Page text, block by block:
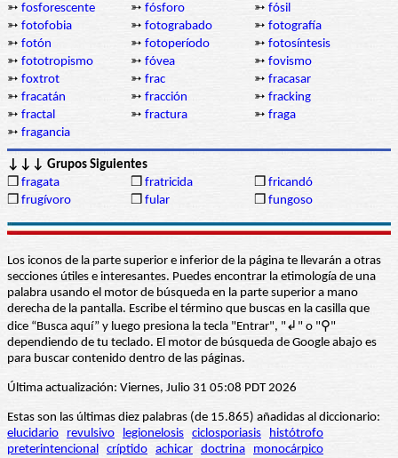
➳ fosforescente ➳ fósforo ➳ fósil
➳ fotofobia ➳ fotograbado ➳ fotografía
➳ fotón ➳ fotoperíodo ➳ fotosíntesis
➳ fototropismo ➳ fóvea ➳ fovismo
➳ foxtrot ➳ frac ➳ fracasar
➳ fracatán ➳ fracción ➳ fracking
➳ fractal ➳ fractura ➳ fraga
➳ fragancia
↓↓↓ Grupos Siguientes
❒ fragata ❒ fratricida ❒ fricandó
❒ frugívoro ❒ fular ❒ fungoso
Los iconos de la parte superior e inferior de la página te llevarán a otras
secciones útiles e interesantes. Puedes encontrar la etimología de una
palabra usando el motor de búsqueda en la parte superior a mano
derecha de la pantalla. Escribe el término que buscas en la casilla que
dice “Busca aquí” y luego presiona la tecla "Entrar", "↲" o "⚲"
dependiendo de tu teclado. El motor de búsqueda de Google abajo es
para buscar contenido dentro de las páginas.
Última actualización: Viernes, Julio 31 05:08 PDT 2026
Estas son las últimas diez palabras (de 15.865) añadidas al diccionario:
elucidario
revulsivo legionelosis ciclosporiasis
histótrofo
preterintencional críptido achicar doctrina monocárpico